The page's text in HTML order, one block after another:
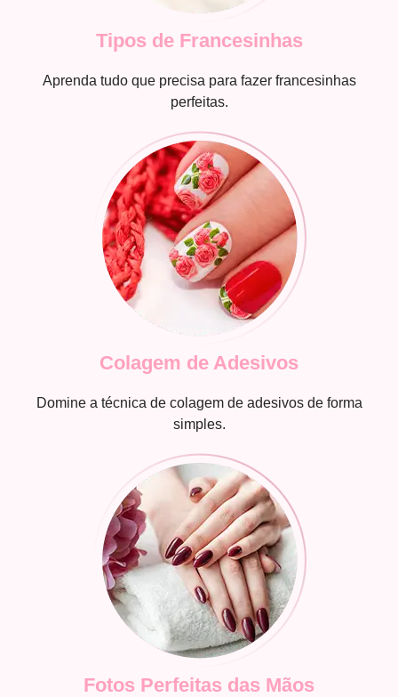
Tipos de Francesinhas
Aprenda tudo que precisa para fazer francesinhas
perfeitas.
Colagem de Adesivos
Domine a técnica de colagem de adesivos de forma
simples.
Fotos Perfeitas das Mãos